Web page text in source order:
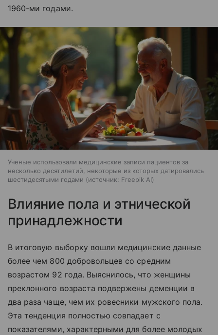
1960-ми годами.
Ученые использовали медицинские записи пациентов за
несколько десятилетий, некоторые из которых датировались
шестидесятыми годами
источник: Freepik AI
Влияние пола и этнической
принадлежности
В итоговую выборку вошли медицинские данные
более чем 800 добровольцев со средним
возрастом 92 года. Выяснилось, что женщины
преклонного возраста подвержены деменции в
два раза чаще, чем их ровесники мужского пола.
Эта тенденция полностью совпадает с
показателями, характерными для более молодых